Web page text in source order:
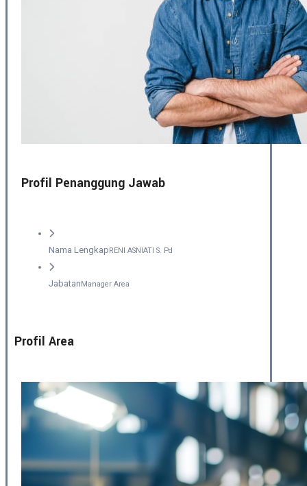
Profil Penanggung Jawab
Nama LengkapRENI ASNIATI S. Pd
JabatanManager Area
Profil Area